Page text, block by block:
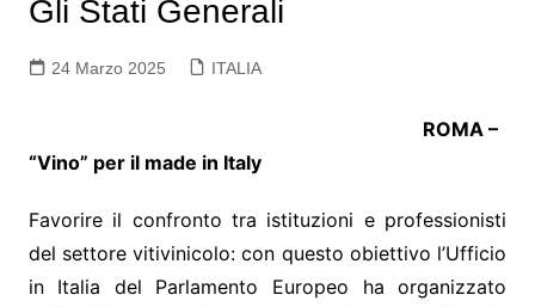
Gli Stati Generali
24 Marzo 2025 ITALIA
ROMA –
“Vino” per il made in Italy
Favorire il confronto tra istituzioni e professionisti
del settore vitivinicolo: con questo obiettivo l’Ufficio
in Italia del Parlamento Europeo ha organizzato